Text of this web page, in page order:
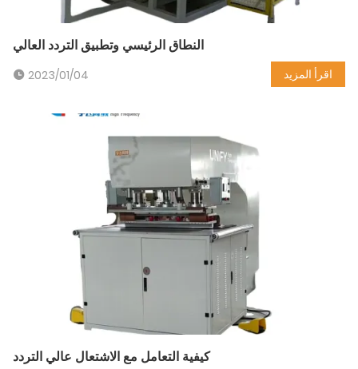
النطاق الرئيسي وتطبيق التردد العالي
2023/01/04 اقرأ المزيد
كيفية التعامل مع الاشتعال عالي التردد